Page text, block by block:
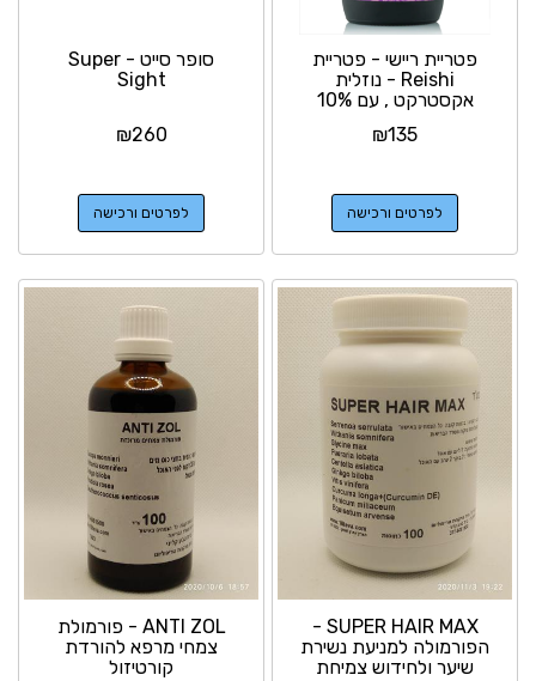
פטריית ריישי - פטריית
Reishi - נוזלית
אקסטרקט , עם 10%
₪135
לפרטים ורכישה
סופר סייט - Super
Sight
₪260
לפרטים ורכישה
SUPER HAIR MAX -
הפורמולה למניעת נשירת
שיער ולחידוש צמיחת
ANTI ZOL - פורמולת
צמחי מרפא להורדת
קורטיזול